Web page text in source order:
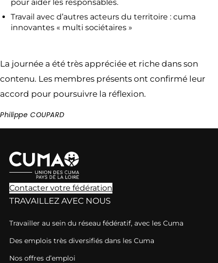
pour aider les responsables.
Travail avec d’autres acteurs du territoire : cuma
innovantes « multi sociétaires »
La journée a été très appréciée et riche dans son
contenu. Les membres présents ont confirmé leur
accord pour poursuivre la réflexion.
Philippe COUPARD
Contacter votre fédération
TRAVAILLEZ AVEC NOUS
Travailler au sein du réseau fédératif, avec les Cuma
Des emplois très diversifiés dans les Cuma
Nos offres d’emploi